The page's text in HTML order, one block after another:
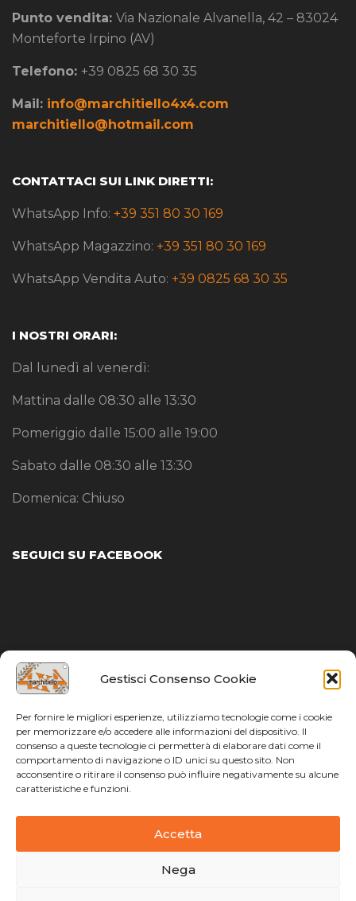
Gestisci Consenso Cookie
Per fornire le migliori esperienze, utilizziamo tecnologie come i cookie
per memorizzare e/o accedere alle informazioni del dispositivo. Il
consenso a queste tecnologie ci permetterà di elaborare dati come il
comportamento di navigazione o ID unici su questo sito. Non
acconsentire o ritirare il consenso può influire negativamente su alcune
caratteristiche e funzioni.
Accetta
Nega
Punto vendita: Via Nazionale Alvanella, 42 – 83024
Monteforte Irpino (AV)
Telefono: +39 0825 68 30 35
Mail: info@marchitiello4x4.com
marchitiello@hotmail.com
CONTATTACI SUI LINK DIRETTI:
WhatsApp Info: +39 351 80 30 169
WhatsApp Magazzino: +39 351 80 30 169
WhatsApp Vendita Auto: +39 0825 68 30 35
I NOSTRI ORARI:
Dal lunedì al venerdì:
Mattina dalle 08:30 alle 13:30
Pomeriggio dalle 15:00 alle 19:00
Sabato dalle 08:30 alle 13:30
Domenica: Chiuso
SEGUICI SU FACEBOOK
GDPR
Privacy Policy